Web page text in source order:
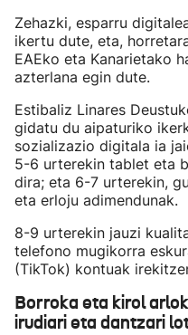
Zehazki, esparru
ikertu dute, eta,
EAEko eta Kanarietako
azterlana egin dute.
Estibaliz Linares
gidatu du aipaturiko
sozializazio digitala ia
5-6 urterekin tablet eta
dira; eta 6-7 urterekin,
eta erloju adimendunak.
8-9 urterekin jauzi
telefono mugikorra
(TikTok) kontuak
Borroka eta kirol
irudiari eta dantzari